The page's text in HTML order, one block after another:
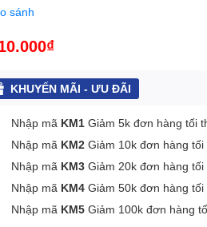
sánh
KHUYẾN MÃI - ƯU ĐÃI
Nhập mã KM1 Giảm 5k đơn hàng tối
Nhập mã KM2 Giảm 10k đơn hàng
Nhập mã KM3 Giảm 20k đơn hàng
Nhập mã KM4 Giảm 50k đơn hàng
Nhập mã KM5 Giảm 100k đơn hàng